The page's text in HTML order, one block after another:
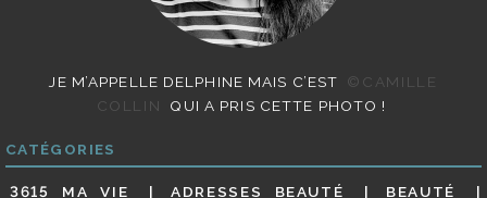
JE M’APPELLE DELPHINE MAIS C’EST
©CAMILLE
COLLIN
QUI A PRIS CETTE PHOTO !
CATÉGORIES
3615 MA VIE ADRESSES BEAUTÉ BEAUTÉ